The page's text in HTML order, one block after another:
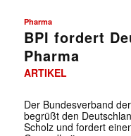
Pharma
BPI fordert
Pharma
ARTIKEL
Der Bundesverband
begrüßt den
Scholz und fordert